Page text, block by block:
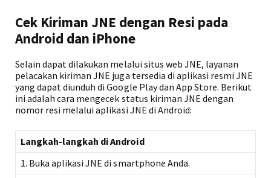
Cek Kiriman JNE dengan Resi pada
Android dan iPhone
Selain dapat dilakukan melalui situs web JNE, layanan
pelacakan kiriman JNE juga tersedia di aplikasi resmi JNE
yang dapat diunduh di Google Play dan App Store. Berikut
ini adalah cara mengecek status kiriman JNE dengan
nomor resi melalui aplikasi JNE di Android:
Langkah-langkah di Android
1. Buka aplikasi JNE di smartphone Anda.